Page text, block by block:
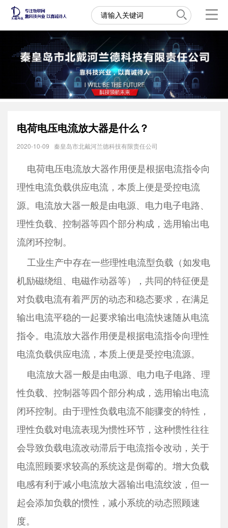
电荷电压电流放大器是什么？
2020-10-09 秦皇岛市北戴河兰德科技有限责任公司
电荷电压电流放大器作用便是根据电流指令向
理性电流负载供应电流，本质上便是受控电流
源。电流放大器一般是由电源、电力电子电路、
理性负载、控制器等四个部分构成，选用输出电
流闭环控制。
工业生产中存在一些理性电流型负载（如发电
机励磁绕组、电磁作动器等），共同的特征便是
对负载电流有着严厉的动态和稳态要求，在满足
输出电流平稳的一起要求输出电流快速随从电流
指令。电流放大器作用便是根据电流指令向理性
电流负载供应电流，本质上便是受控电流源。
电流放大器一般是由电源、电力电子电路、理
性负载、控制器等四个部分构成，选用输出电流
闭环控制。由于理性负载电流不能骤变的特性，
理性负载对电流表现为惯性环节，这种惯性往往
会导致负载电流改动滞后于电流指令改动，关于
电流照顾要求较高的系统这是倒霉的。增大负载
电感有利于减小电流放大器输出电流纹波，但一
起会添加负载的惯性，减小系统的动态照顾速
度。